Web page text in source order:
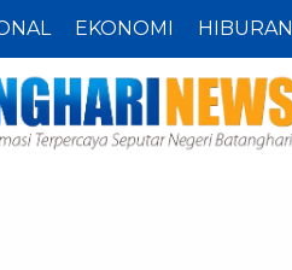
EKONOMI HIBURAN